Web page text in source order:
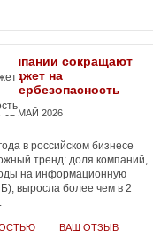
Компании сокращают
на
кибербезопасность
02 МАЙ 2026
в российском бизнесе
тренд: доля компаний,
на информационную
выросла более чем в 2
ВАШ ОТЗЫВ